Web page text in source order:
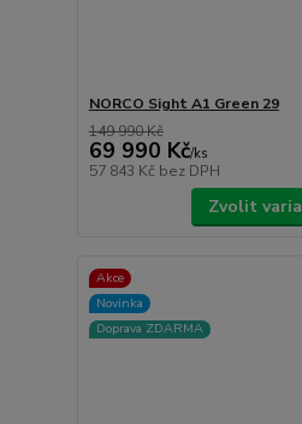
NORCO Sight A1 Green 29
149 990 Kč
69 990 Kč/ks
57 843 Kč bez DPH
Zvolit
Akce
Novinka
Doprava ZDARMA